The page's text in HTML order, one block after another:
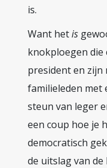
is.
Want hetis
knokploegen die
president en zijn
familieleden met
steun van leger
een coup hoe je
democratisch
de uitslag van